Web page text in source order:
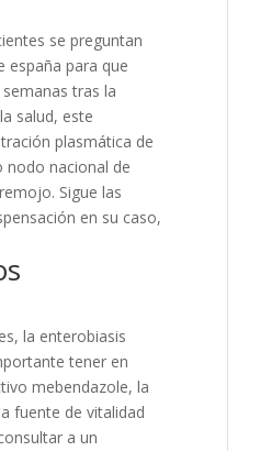
se preguntan
españa para que
tras la
salud, este
plasmática de
nodo nacional de
Sigue las
en su caso,
la enterobiasis
tener en
mebendazole, la
fuente de vitalidad
a un